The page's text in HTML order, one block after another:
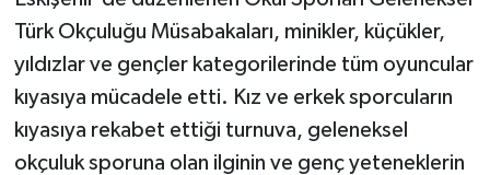
Türk Okçuluğu Müsabakaları, minikler, küçükler,
yıldızlar ve gençler kategorilerinde tüm oyuncular
kıyasıya mücadele etti. Kız ve erkek sporcuların
kıyasıya rekabet ettiği turnuva, geleneksel
okçuluk sporuna olan ilginin ve genç yeteneklerin